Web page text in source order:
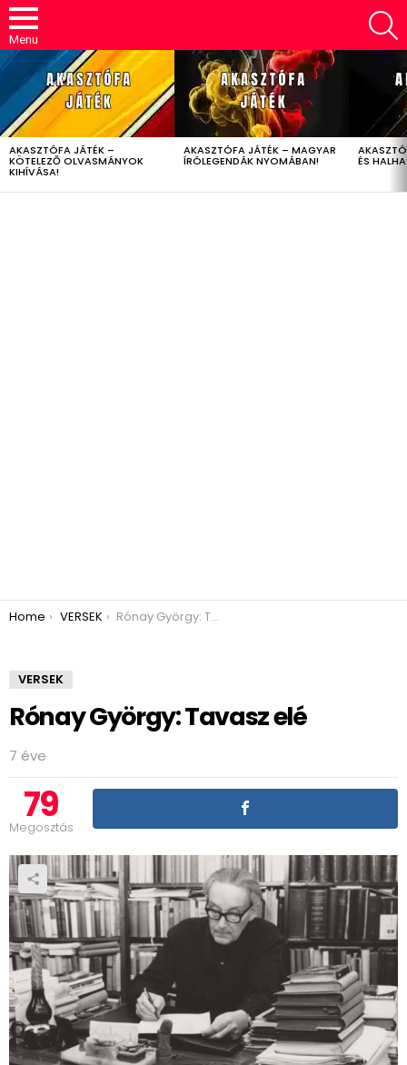
Menu
LATEST
STORIES
AKASZTÓFA JÁTÉK –
KÖTELEZŐ OLVASMÁNYOK
KIHÍVÁSA!
AKASZTÓFA JÁTÉK – MAGYAR
ÍRÓLEGENDÁK NYOMÁBAN! ÉS
You are here:
Home VERSEK Rónay György: Tavasz elé
VERSEK
Rónay György: Tavasz elé
7 éve
79
Megosztás